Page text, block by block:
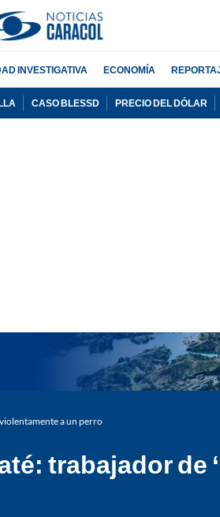
INVESTIGATIVA ECONOMÍA
CASO BLESSD PRECIO DEL DÓLAR
a un perro
trabajador de